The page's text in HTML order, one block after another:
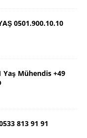
0501.900.10.10
Yaş Mühendis +49
813 91 91